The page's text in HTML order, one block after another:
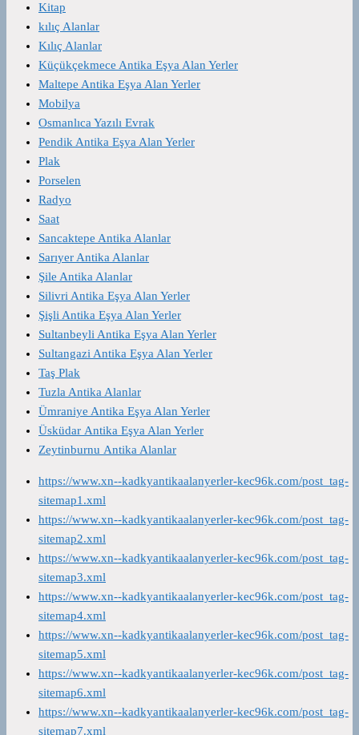
Kitap
kılıç Alanlar
Kılıç Alanlar
Küçükçekmece Antika Eşya Alan Yerler
Maltepe Antika Eşya Alan Yerler
Mobilya
Osmanlıca Yazılı Evrak
Pendik Antika Eşya Alan Yerler
Plak
Porselen
Radyo
Saat
Sancaktepe Antika Alanlar
Sarıyer Antika Alanlar
Şile Antika Alanlar
Silivri Antika Eşya Alan Yerler
Şişli Antika Eşya Alan Yerler
Sultanbeyli Antika Eşya Alan Yerler
Sultangazi Antika Eşya Alan Yerler
Taş Plak
Tuzla Antika Alanlar
Ümraniye Antika Eşya Alan Yerler
Üsküdar Antika Eşya Alan Yerler
Zeytinburnu Antika Alanlar
https://www.xn--kadkyantikaalanyerler-kec96k.com/post_tag-
sitemap1.xml
https://www.xn--kadkyantikaalanyerler-kec96k.com/post_tag-
sitemap2.xml
https://www.xn--kadkyantikaalanyerler-kec96k.com/post_tag-
sitemap3.xml
https://www.xn--kadkyantikaalanyerler-kec96k.com/post_tag-
sitemap4.xml
https://www.xn--kadkyantikaalanyerler-kec96k.com/post_tag-
sitemap5.xml
https://www.xn--kadkyantikaalanyerler-kec96k.com/post_tag-
sitemap6.xml
https://www.xn--kadkyantikaalanyerler-kec96k.com/post_tag-
sitemap7.xml